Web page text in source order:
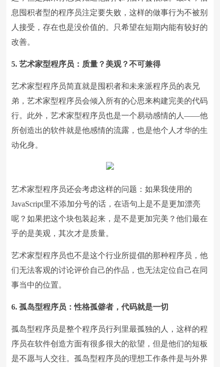
息囤积者型的程序员注定要失败，这样的做事行为不被别
人接受，存在也是没价值的。只希望在短期内能有较好的
改善。
5. 艺术家型程序员： 质量？ 美观？不可兼得
艺术家型程序员简直就是囤积者和未来派程序员的表兄
弟，艺术家型程序员会倾入所有的心思来构建完美的代码
行。此外，艺术家型程序员也是一个易动感情的人——他
所创造出的软件就是他感情的流露，也是他个人才华的生
动化身。
艺术家型程序员还会考虑这样的问题：如果我使用的
JavaScript里不添加分号的话，在语句上是不是更加漂亮
呢？如果把这个块包装起来，是不是更加完美？他们最在
乎的是美观，其次才是质量。
艺术家型程序员也不是这个行业所提倡的那种程序员，他
们无法客观的讨论评价自己的作品，也无法定位自己在同
事当中的位置。
6. 孤岛型程序员：性格孤僻者，代码就是一切
孤岛型程序员是整个程序员行列里最孤独的人，这样的程
序员在软件创造方面有很多很大的欲望，但是他们的短板
是不愿与人交往。孤岛型程序员的理想工作条件是与外界